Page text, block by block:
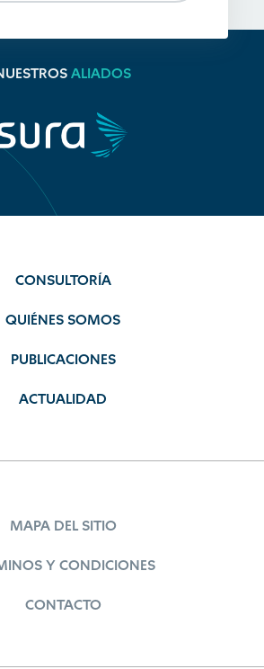
ALIADOS
CONSULTORÍA
QUIÉNES SOMOS
PUBLICACIONES
ACTUALIDAD
MAPA DEL SITIO
Y CONDICIONES
CONTACTO